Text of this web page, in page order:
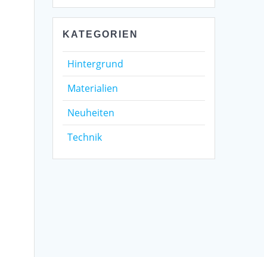
KATEGORIEN
Hintergrund
Materialien
Neuheiten
Technik